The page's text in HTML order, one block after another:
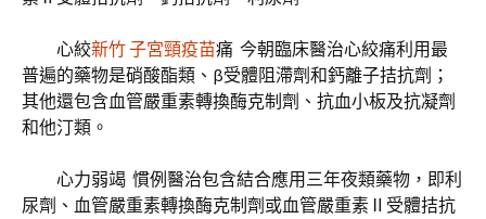
心絞新竹 子宮頸疫苗痛 今朝臨床醫治心絞痛利用最
普遍的藥物是硝酸酯類、β受體阻滯劑和鈣離子拮抗劑；
其他還包含血管嚴重素轉換酶克制劑、抗血小板及抗凝劑
和他汀類。
心力弱竭 慣例醫治包含結合應用三年夜類藥物，即利
尿劑、血管嚴重素轉換酶克制劑或血管嚴重素Ⅱ受體拮抗